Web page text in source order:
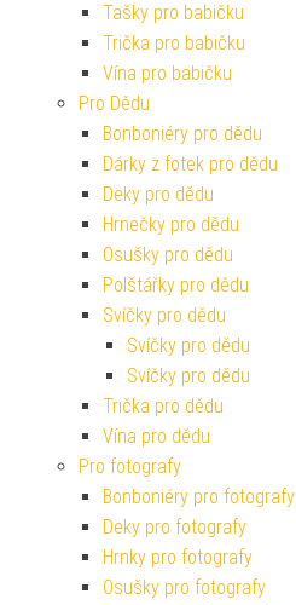
Tašky pro babičku
Trička pro babičku
Vína pro babičku
Pro Dědu
Bonboniéry pro dědu
Dárky z fotek pro dědu
Deky pro dědu
Hrnečky pro dědu
Osušky pro dědu
Polštářky pro dědu
Svíčky pro dědu
Svíčky pro dědu
Svíčky pro dědu
Trička pro dědu
Vína pro dědu
Pro fotografy
Bonboniéry pro fotografy
Deky pro fotografy
Hrnky pro fotografy
Osušky pro fotografy